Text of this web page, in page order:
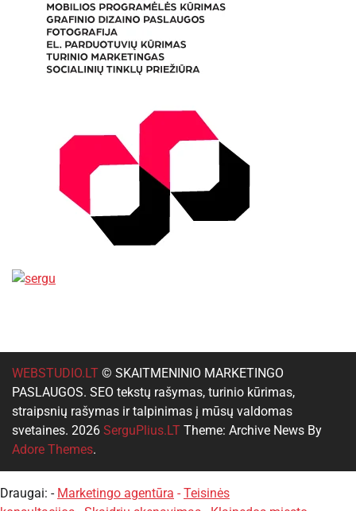
WEBSTUDIO.LT © SKAITMENINIO MARKETINGO
PASLAUGOS. SEO tekstų rašymas, turinio kūrimas,
straipsnių rašymas ir talpinimas į mūsų valdomas
svetaines. 2026 SerguPlius.LT Theme: Archive News By
Adore Themes.
Draugai: - Marketingo agentūra - Teisinės